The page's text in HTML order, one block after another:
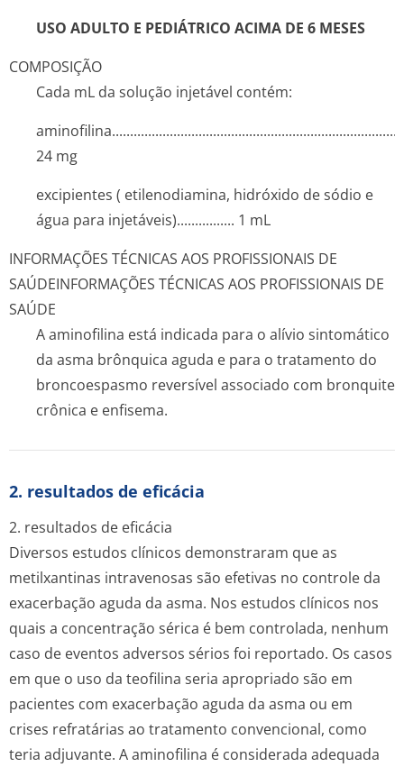
USO ADULTO E PEDIÁTRICO ACIMA DE 6 MESES
COMPOSIÇÃO
Cada mL da solução injetável contém:
24 mg
excipientes ( etilenodiamina, hidróxido de sódio e
água para injetáveis)..­.............. 1 mL
INFORMAÇÕES TÉCNICAS AOS PROFISSIONAIS DE
SAÚDEINFORMAÇÕES TÉCNICAS AOS PROFISSIONAIS DE
SAÚDE
A aminofilina está indicada para o alívio sintomático
da asma brônquica aguda e para o tratamento do
broncoespasmo reversível associado com bronquite
crônica e enfisema.
2. resultados de eficácia
2. resultados de eficácia
Diversos estudos clínicos demonstraram que as
metilxantinas intravenosas são efetivas no controle da
exacerbação aguda da asma. Nos estudos clínicos nos
quais a concentração sérica é bem controlada, nenhum
caso de eventos adversos sérios foi reportado. Os casos
em que o uso da teofilina seria apropriado são em
pacientes com exacerbação aguda da asma ou em
crises refratárias ao tratamento convencional, como
teria adjuvante. A aminofilina é considerada adequada